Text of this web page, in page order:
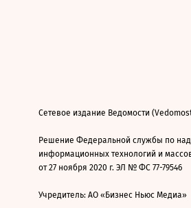
Сетевое издание Ведомости
Решение Федеральной службы по
информационных технологий и
от 27 ноября 2020 г. ЭЛ № ФС 77-79546
Учредитель: АО «Бизнес Ньюс Медиа»